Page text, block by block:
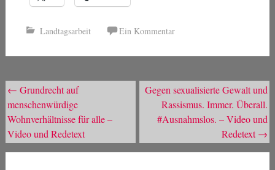
Landtagsarbeit Ein Kommentar
Beitragsnavigation
← Grundrecht auf
menschenwürdige
Wohnverhältnisse für alle –
Video und Redetext
Gegen sexualisierte Gewalt und
Rassismus. Immer. Überall.
#Ausnahmslos. – Video und
Redetext→